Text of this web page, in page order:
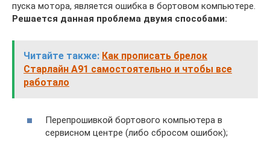
пуска мотора, является ошибка в бортовом компьютере.
Решается данная проблема двумя способами:
Читайте также: Как прописать брелок
Старлайн А91 самостоятельно и чтобы все
работало
Перепрошивкой бортового компьютера в
сервисном центре (либо сбросом ошибок);